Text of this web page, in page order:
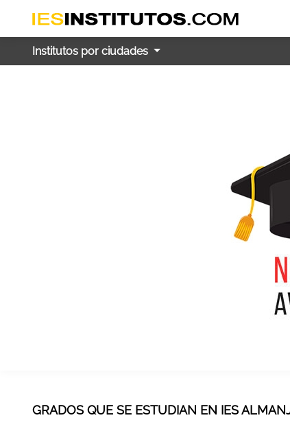
Institutos por ciudades
GRADOS QUE SE ESTUDIAN EN IES